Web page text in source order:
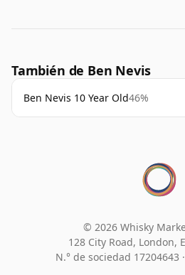
También de Ben Nevis
Ben Nevis 10 Year Old46%
© 2026 Whisky
128 City Road, London,
N.° de sociedad 17204643 ·